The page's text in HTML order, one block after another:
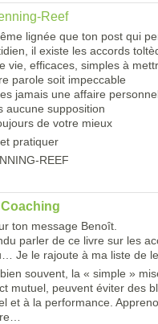
Reef
lignée que ton post qui
il existe les accords
vie, efficaces, simples à
parole soit impeccable
jamais une affaire
aucune supposition
de votre mieux
pratiquer
REEF
Coaching
ton message Benoît.
parler de ce livre sur les
Je le rajoute à ma liste de
souvent, la « simple »
mutuel, peuvent éviter des
et à la performance.